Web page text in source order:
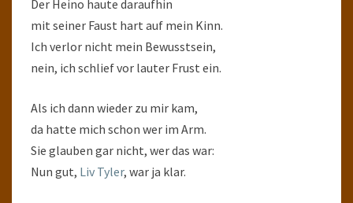
Der Heino haute daraufhin
mit seiner Faust hart auf mein Kinn.
Ich verlor nicht mein Bewusstsein,
nein, ich schlief vor lauter Frust ein.
Als ich dann wieder zu mir kam,
da hatte mich schon wer im Arm.
Sie glauben gar nicht, wer das war:
Nun gut, Liv Tyler, war ja klar.